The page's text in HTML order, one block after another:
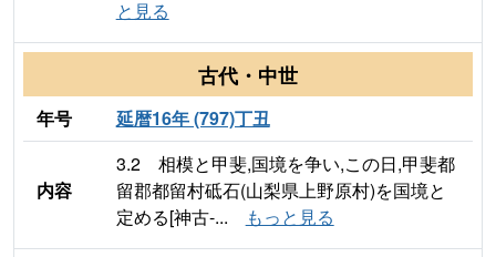
と見る
古代・中世
年号 延暦16年 (797)丁丑
内容
3.2 相模と甲斐,国境を争い,この日,甲斐都
留郡都留村砥石(山梨県上野原村)を国境と
定める[神古-...
もっと見る